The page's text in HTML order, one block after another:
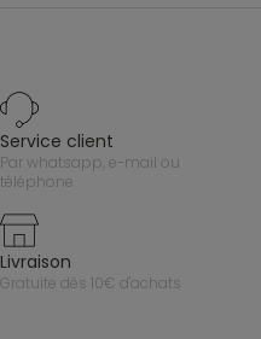
service client
par whatsapp, e-mail ou
téléphone
livraison
gratuite dès 10€ d'achats